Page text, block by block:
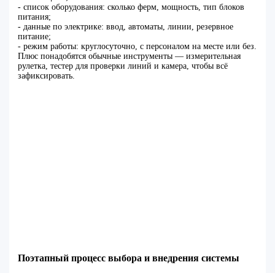
- список оборудования: сколько ферм, мощность, тип блоков
питания;
- данные по электрике: ввод, автоматы, линии, резервное
питание;
- режим работы: круглосуточно, с персоналом на месте или без.
Плюс понадобятся обычные инструменты — измерительная
рулетка, тестер для проверки линий и камера, чтобы всё
зафиксировать.
Поэтапный процесс выбора и внедрения системы